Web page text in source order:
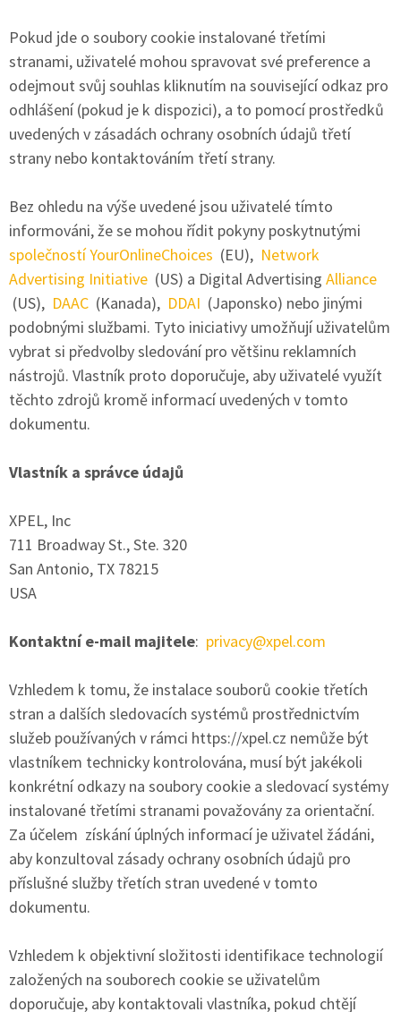
Pokud jde o soubory cookie instalované třetími
stranami, uživatelé mohou spravovat své preference a
odejmout svůj souhlas kliknutím na související odkaz pro
odhlášení (pokud je k dispozici), a to pomocí prostředků
uvedených v zásadách ochrany osobních údajů třetí
strany nebo kontaktováním třetí strany.
Bez ohledu na výše uvedené jsou uživatelé tímto
informováni, že se mohou řídit pokyny poskytnutými
společností YourOnlineChoices (EU), Network
Advertising Initiative (US) a Digital Advertising Alliance
(US), DAAC (Kanada), DDAI (Japonsko) nebo jinými
podobnými službami. Tyto iniciativy umožňují uživatelům
vybrat si předvolby sledování pro většinu reklamních
nástrojů. Vlastník proto doporučuje, aby uživatelé využít
těchto zdrojů kromě informací uvedených v tomto
dokumentu.
Vlastník a správce údajů
XPEL, Inc
711 Broadway St., Ste. 320
San Antonio, TX 78215
USA
Kontaktní e-mail majitele: privacy@xpel.com
Vzhledem k tomu, že instalace souborů cookie třetích
stran a dalších sledovacích systémů prostřednictvím
služeb používaných v rámci https://xpel.cz nemůže být
vlastníkem technicky kontrolována, musí být jakékoli
konkrétní odkazy na soubory cookie a sledovací systémy
instalované třetími stranami považovány za orientační.
Za účelem získání úplných informací je uživatel žádáni,
aby konzultoval zásady ochrany osobních údajů pro
příslušné služby třetích stran uvedené v tomto
dokumentu.
Vzhledem k objektivní složitosti identifikace technologií
založených na souborech cookie se uživatelům
doporučuje, aby kontaktovali vlastníka, pokud chtějí